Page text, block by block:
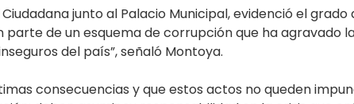
junto al Palacio Municipal, evidenció el
de un esquema de corrupción que ha agravado
del país”, señaló Montoya.
consecuencias y que estos actos no queden